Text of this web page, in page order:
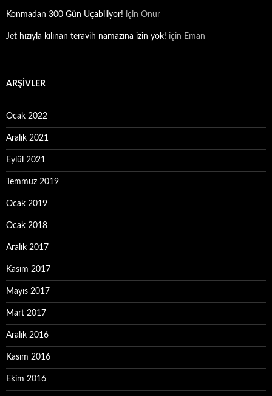
Konmadan 300 Gün Uçabiliyor! için Onur
Jet hızıyla kılınan teravih namazına izin yok! için Eman
ARŞIVLER
Ocak 2022
Aralık 2021
Eylül 2021
Temmuz 2019
Ocak 2019
Ocak 2018
Aralık 2017
Kasım 2017
Mayıs 2017
Mart 2017
Aralık 2016
Kasım 2016
Ekim 2016